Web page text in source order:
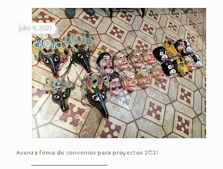
julio 9, 2021
Avanza firma de convenios para proyectos 2021